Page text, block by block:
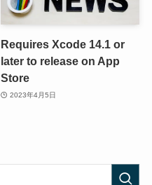
Requires Xcode 14.1 or
later to release on App
Store
2023年4月5日